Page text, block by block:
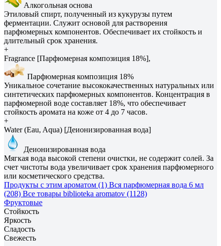
Алкогольная основа
Этиловый спирт, полученный из кукурузы путем
ферментации. Служит основой для растворения
парфюмерных компонентов. Обеспечивает их стойкость и
длительный срок хранения.
+
Fragrance [Парфюмерная композиция 18%],
Парфюмерная композиция 18%
Уникальное сочетание высококачественных натуральных или
синтетических парфюмерных компонентов. Концентрация в
парфюмерной воде составляет 18%, что обеспечивает
стойкость аромата на коже от 4 до 7 часов.
+
Water (Eau, Aqua) [Деионизированная вода]
Деионизированная вода
Мягкая вода высокой степени очистки, не содержит солей. За
счет чистоты вода увеличивает срок хранения парфюмерного
или косметического средства.
Продукты с этим ароматом (1) Вся парфюмерная вода 6 мл
(208) Все товары biblioteka aromatov (1128)
Фруктовые
Стойкость
Яркость
Сладость
Свежесть